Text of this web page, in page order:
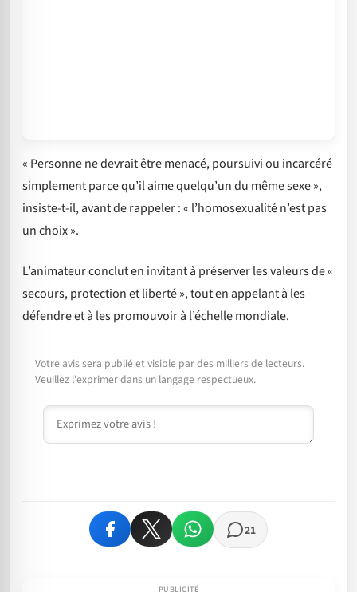
« Personne ne devrait être menacé, poursuivi ou incarcéré
simplement parce qu’il aime quelqu’un du même sexe »,
insiste-t-il, avant de rappeler : « l’homosexualité n’est pas
un choix ».
L’animateur conclut en invitant à préserver les valeurs de «
secours, protection et liberté », tout en appelant à les
défendre et à les promouvoir à l’échelle mondiale.
Votre avis sera publié et visible par des milliers de lecteurs.
Veuillez l'exprimer dans un langage respectueux.
Commentaire
21